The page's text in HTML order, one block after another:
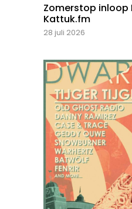
Zomerstop inloop
Kattuk.fm
28 juli 2026